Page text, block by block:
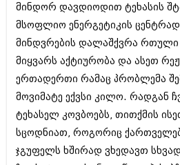
იანვარი 2012 (322)
ნოემბერი 2011 (471)
ოქტომბერი 2011 (754)
სექტემბერი 2011 (407)
აგვისტო 2011 (249)
ივლისი 2011 (400)
ივნისი 2011 (438)
მაისი 2011 (415)
აპრილი 2011 (294)
მარტი 2011 (654)
თებერვალი 2011 (329)
მინდორ დავდიოდით ტეხასის
მსოფლიო ენერგეტიკის
მინდვრების დალაშქვრა რთული
მიყვარს აქტიურობა და ასეთ
ერთადერთი რამაც პრობლემა
მოვიმატე ექვსი კილო. რადგან
ტეხასელ კოვბოებს, თითქმის
სცოდნიათ, როგორიც
ჯგუფელს ხშირად ვხედავთ